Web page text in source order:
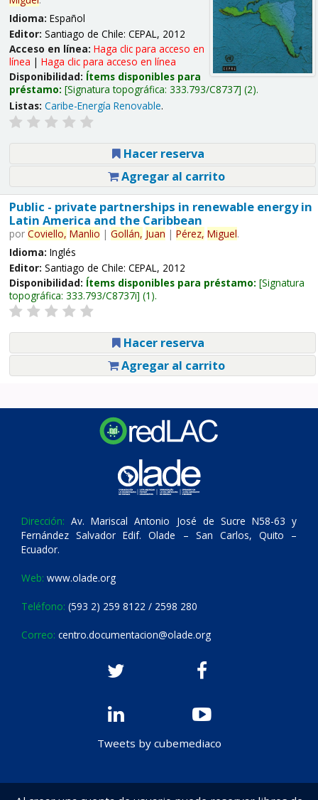
Idioma: Español
Editor: Santiago de Chile: CEPAL, 2012
Acceso en línea: Haga clic para acceso en
línea | Haga clic para acceso en línea
Disponibilidad: Ítems disponibles para
préstamo: Signatura topográfica: 333.793/C8737 (2).
Listas: Caribe-Energía Renovable.
Hacer reserva
Agregar al carrito
Public - private partnerships in renewable energy in
Latin America and the Caribbean
por Coviello, Manlio | Gollán, Juan | Pérez, Miguel.
Idioma: Inglés
Editor: Santiago de Chile: CEPAL, 2012
Disponibilidad: Ítems disponibles para préstamo: Signatura
topográfica: 333.793/C8737i (1).
Hacer reserva
Agregar al carrito
Dirección: Av. Mariscal Antonio José de Sucre N58-63 y
Fernández Salvador Edif. Olade – San Carlos, Quito –
Ecuador.
Web: www.olade.org
Teléfono: (593 2) 259 8122 / 2598 280
Correo: centro.documentacion@olade.org
Tweets by cubemediaco